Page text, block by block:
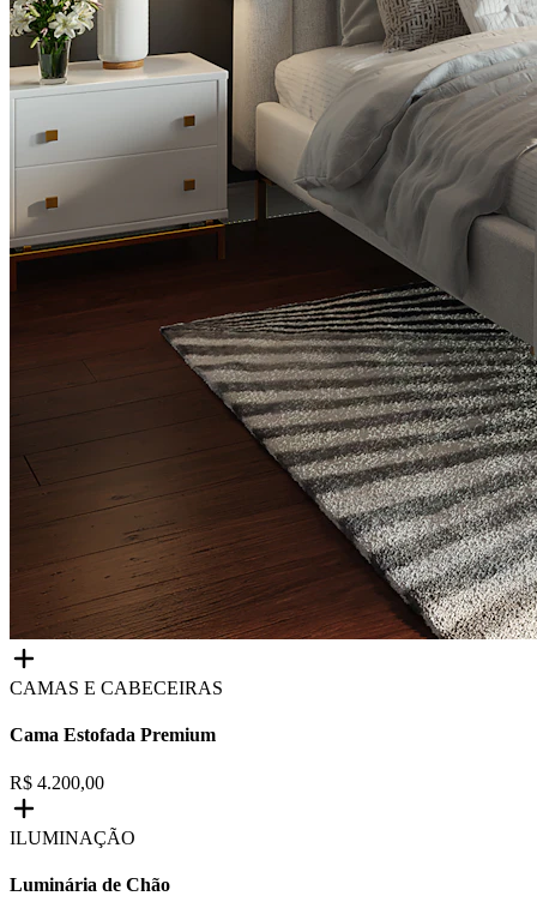
CAMAS E CABECEIRAS
Cama Estofada Premium
R$ 4.200,00
ILUMINAÇÃO
Luminária de Chão